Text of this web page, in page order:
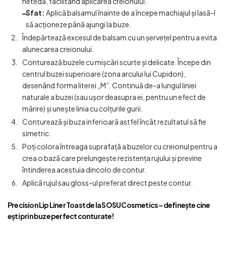
Sfat: Aplică balsamul înainte de a începe machiajul și lasă-l
să acționeze până ajungi la buze.
Îndepărtează excesul de balsam cu un șervețel pentru a evita
alunecarea creionului.
Conturează buzele cu mișcări scurte și delicate. Începe din
centrul buzei superioare (zona arcului lui Cupidon),
desenând forma literei „M”. Continuă de-a lungul liniei
naturale a buzei (sau ușor deasupra ei, pentru un efect de
mărire) și unește linia cu colțurile gurii.
Conturează și buza inferioară astfel încât rezultatul să fie
simetric.
Poți colora întreaga suprafață a buzelor cu creionul pentru a
crea o bază care prelungește rezistența rujului și previne
întinderea acestuia dincolo de contur.
Aplică rujul sau gloss-ul preferat direct peste contur.
Precision Lip Liner Toastde la SOSU Cosmetics – definește cine
ești prin buze perfect conturate!